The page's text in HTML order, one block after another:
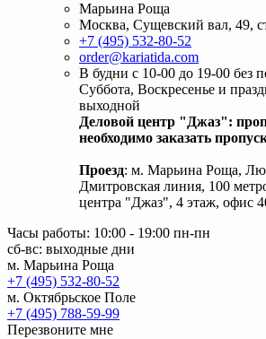
Марьина Роща
Москва, Сущевский вал, 49,
+7 (495) 532-80-52
order@kariatida.com
В будни с 10-00 до 19-00 без
Суббота, Воскресенье и
выходной
Деловой центр "Джаз":
необходимо заказать
Проезд: м. Марьина Роща,
Дмитровская линия, 100
центра "Джаз", 4 этаж, офис
Часы работы: 10:00 - 19:00 пн-пн
сб-вс: выходные дни
м. Марьина Роща
+7 (495) 532-80-52
м. Октябрьское Поле
+7 (495) 788-59-99
Перезвоните мне